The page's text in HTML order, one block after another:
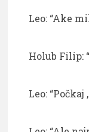
Leo: “Ake
Holub Filip:
Leo: